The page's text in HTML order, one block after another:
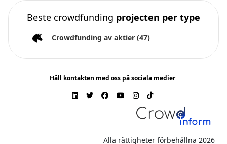
Beste crowdfunding projecten per type
Crowdfunding av aktier (47)
Håll kontakten med oss på sociala medier
Alla rättigheter förbehållna 2026